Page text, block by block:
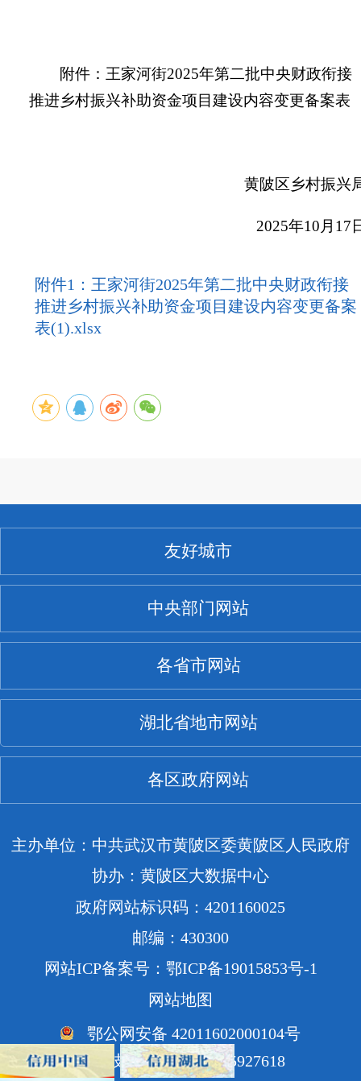
附件：王家河街2025年第二批中央财政衔接
推进乡村振兴补助资金项目建设内容变更备案表
黄陂区乡村振兴
2025年10月 17
附件1：王家河街2025年第二批中央财政衔接
推进乡村振兴补助资金项目建设内容变更备案
表(1).xlsx
友好城市
中央部门网站
各省市网站
湖北省地市网站
各区政府网站
主办单位：中共武汉市黄陂区委黄陂区人民政府
协办：黄陂区大数据中心
政府网站标识码：4201160025
邮编：430300
网站ICP备案号：鄂ICP备19015853号-1
网站地图
鄂公网安备 42011602000104号
网站技术支持电话：85927618